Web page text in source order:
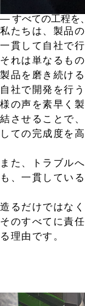
― すべての工程を
私たちは、製品
一貫して自社で
それは単なるも
製品を磨き続け
自社で開発を行
様の声を素早く
結させることで
しての完成度を
また、トラブル
も、一貫してい
造るだけではな
そのすべてに責
る理由です。